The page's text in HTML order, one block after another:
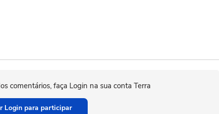
comentários, faça Login na sua conta Terra
Login para participar